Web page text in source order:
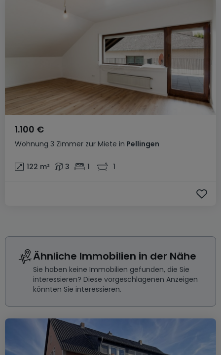
Wohnung 3 Zimmer zur Miete in Pellingen
1.100 €
122 m² 3 1 1
Ähnliche Immobilien in der Nähe
Sie haben keine Immobilien gefunden, die Sie
interessieren? Diese vorgeschlagenen Anzeigen
könnten Sie interessieren.